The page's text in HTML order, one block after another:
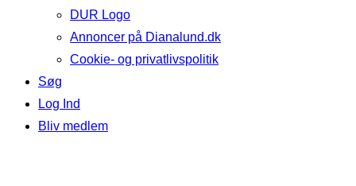
DUR Logo
Annoncer på Dianalund.dk
Cookie- og privatlivspolitik
Søg
Log Ind
Bliv medlem